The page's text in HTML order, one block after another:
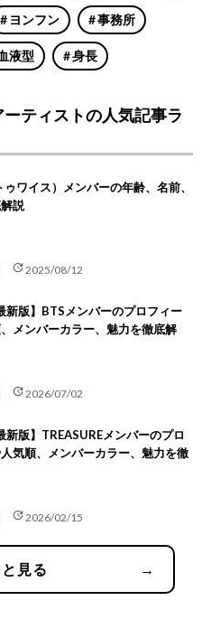
ヨンフン 事務所
液型 身長
ティストの人気記事ラ
ワイス）メンバーの年齢、名前、
説
update2025/08/12
新版】BTSメンバーのプロフィー
メンバーカラー、魅力を徹底解
update2026/07/02
新版】TREASUREメンバーのプロ
気順、メンバーカラー、魅力を徹
update2026/02/15
見る →